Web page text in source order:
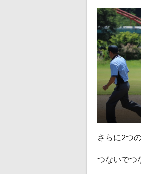
さらに2つ
つないでつ